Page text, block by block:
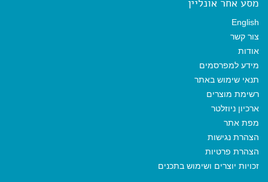
מסע אחר אונליין
English
צור קשר
אודות
מידע למפרסמים
תנאי שימוש באתר
רשימת מוצרים
ארכיון ניוזלטר
מפת אתר
הצהרת נגישות
הצהרת פרטיות
זכויות יוצרים ושימוש בתכנים